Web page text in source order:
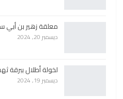
معلقة زهير بن أبي
ديسمبر 20, 2024
لخولة أطلال ببرقة
ديسمبر 19, 2024